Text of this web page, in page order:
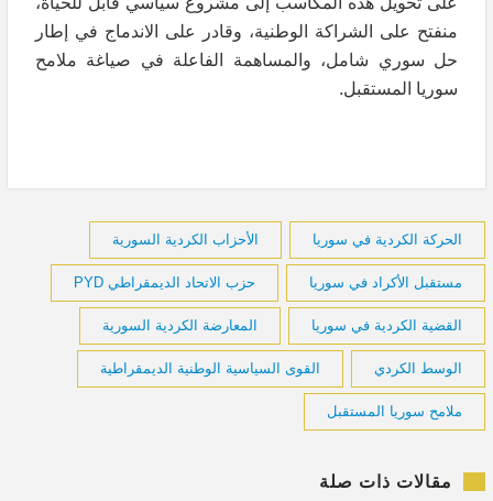
منفتح على الشراكة الوطنية، وقادر على الاندماج في إطار
حل سوري شامل، والمساهمة الفاعلة في صياغة ملامح
سوريا المستقبل.
الحركة الكردية في سوريا الأحزاب الكردية السورية
مستقبل الأكراد في سوريا حزب الاتحاد الديمقراطي PYD
القضية الكردية في سوريا المعارضة الكردية السورية
الوسط الكردي القوى السياسية الوطنية الديمقراطية
ملامح سوريا المستقبل
مقالات ذات صلة